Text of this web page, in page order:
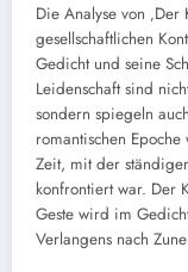
Die Analyse von
gesellschaftlichen
Gedicht und seine
Leidenschaft sind
sondern spiegeln
romantischen
Zeit, mit der
konfrontiert war. Der
Geste wird im
Verlangens nach